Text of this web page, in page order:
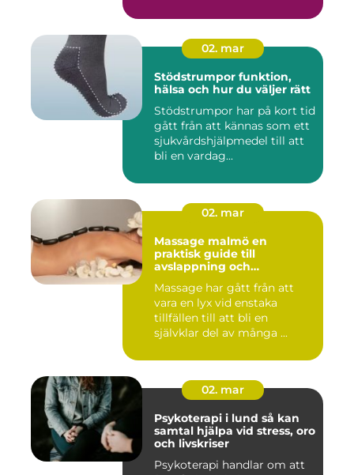
02. mar
Stödstrumpor funktion,
hälsa och hur du väljer rätt
Stödstrumpor har på kort tid
gått från att kännas som ett
sjukvårdshjälpmedel till att
bli en vardag...
02. mar
Massage malmö en
praktisk guide till
avslappning och
Massage har gått från att
vara en lyx vid enstaka
tillfällen till att bli en
självklar del av många ...
02. mar
Psykoterapi i lund så kan
samtal hjälpa vid stress, oro
och livskriser
Psykoterapi handlar om att